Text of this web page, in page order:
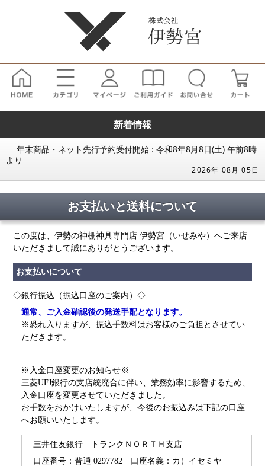
新着情報
年末商品・ネット先行予約受付開始 : 令和8年8月8日(土) 午前8時
より
2026年 08月 05日
お支払いと送料について
この度は、伊勢の神棚神具専門店 伊勢宮（いせみや）へご来店
いただきまして誠にありがとうございます。
お支払いについて
◇銀行振込（振込口座のご案内）◇
通常、ご入金確認後の発送手配となります。
※恐れ入りますが、振込手数料はお客様のご負担とさせてい
ただきます。
※入金口座変更のお知らせ※
三菱UFJ銀行の支店統廃合に伴い、業務効率に影響するため、
入金口座を変更させていただきました。
お手数をおかけいたしますが、今後のお振込みは下記の口座
へお願いいたします。
三井住友銀行 トランクＮＯＲＴＨ支店
口座番号：普通 0297782
口座名義：カ）イセミヤ